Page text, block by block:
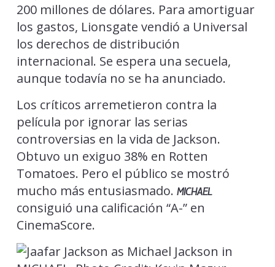
200 millones de dólares. Para amortiguar
los gastos, Lionsgate vendió a Universal
los derechos de distribución
internacional. Se espera una secuela,
aunque todavía no se ha anunciado.
Los críticos arremetieron contra la
película por ignorar las serias
controversias en la vida de Jackson.
Obtuvo un exiguo 38% en Rotten
Tomatoes. Pero el público se mostró
mucho más entusiasmado. MICHAEL
consiguió una calificación “A-” en
CinemaScore.